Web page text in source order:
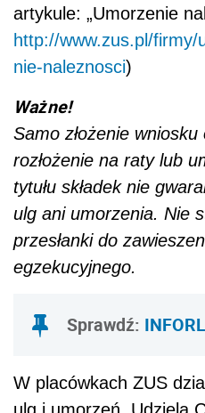
artykule: „Umorzenie
http://www.zus.pl/
nie-naleznosci)
Ważne!
Samo złożenie
rozłożenie na raty lub
tytułu składek nie
ulg ani umorzenia. Nie
przesłanki do
egzekucyjnego.
Sprawdź:
W placówkach ZUS